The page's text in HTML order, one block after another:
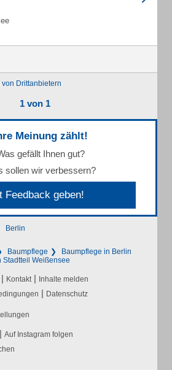
Drittanbietern
1 von 1
Meinung zählt!
gefällt Ihnen gut?
sollen wir verbessern?
Feedback geben!
Berlin
Baumpflege
Baumpflege in Berlin
Stadtteil Weißensee
| Kontakt | Inhalte melden
| Datenschutz
| Auf Instagram folgen